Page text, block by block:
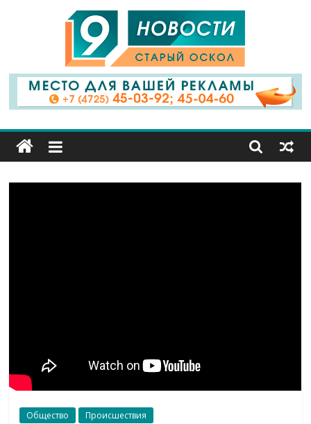
9
Канал
Старый
Общество Происшествия